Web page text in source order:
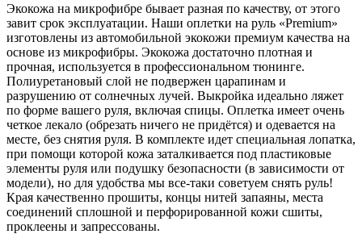
Экокожа на микрофибре бывает разная по качеству, от этого
завит срок эксплуатации. Наши оплетки на руль «Premium»
изготовлены из автомобильной экокожи премиум качества на
основе из микрофибры. Экокожа достаточно плотная и
прочная, используется в профессиональном тюнинге.
Полиуретановый слой не подвержен царапинам и
разрушению от солнечных лучей. Выкройка идеально ляжет
по форме вашего руля, включая спицы. Оплетка имеет очень
четкое лекало (обрезать ничего не придётся) и одевается на
месте, без снятия руля. В комплекте идет специальная лопатка,
при помощи которой кожа заталкивается под пластиковые
элементы руля или подушку безопасности (в зависимости от
модели), но для удобства мы все-таки советуем снять руль!
Края качественно прошиты, концы нитей запаяны, места
соединений сплошной и перфорированной кожи сшиты,
проклеены и запрессованы.